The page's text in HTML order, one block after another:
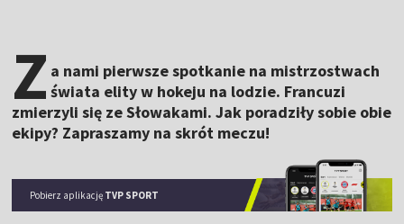
Z a nami pierwsze spotkanie na mistrzostwach
świata elity w hokeju na lodzie. Francuzi
zmierzyli się ze Słowakami. Jak poradziły sobie obie
ekipy? Zapraszamy na skrót meczu!
Pobierz aplikację TVP SPORT